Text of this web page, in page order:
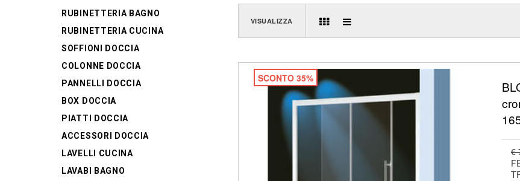
RUBINETTERIA BAGNO
RUBINETTERIA CUCINA
SOFFIONI DOCCIA
COLONNE DOCCIA
PANNELLI DOCCIA
BOX DOCCIA
PIATTI DOCCIA
ACCESSORI DOCCIA
LAVELLI CUCINA
LAVABI BAGNO
VISUALIZZA
SCONTO 35%
€